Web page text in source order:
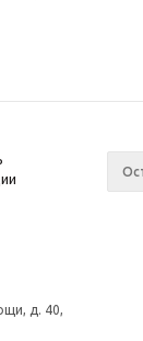
д. 40,